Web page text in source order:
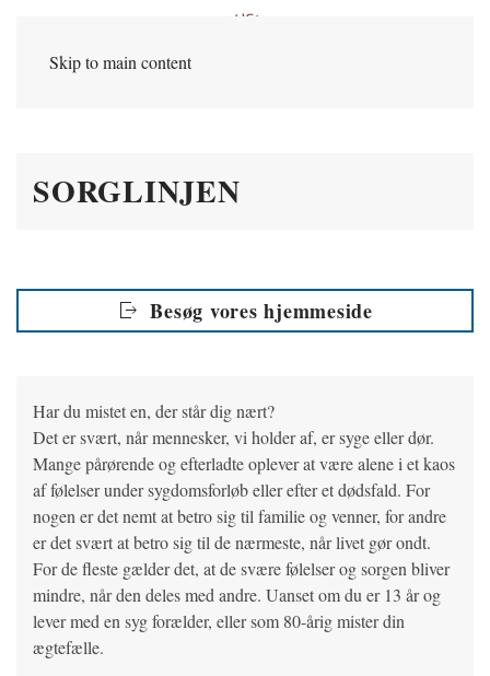
Skip to main content
SORGLINJEN
Besøg vores hjemmeside
Har du mistet en, der står dig nært?
Det er svært, når mennesker, vi holder af, er syge eller dør.
Mange pårørende og efterladte oplever at være alene i et kaos
af følelser under sygdomsforløb eller efter et dødsfald. For
nogen er det nemt at betro sig til familie og venner, for andre
er det svært at betro sig til de nærmeste, når livet gør ondt.
For de fleste gælder det, at de svære følelser og sorgen bliver
mindre, når den deles med andre. Uanset om du er 13 år og
lever med en syg forælder, eller som 80-årig mister din
ægtefælle.